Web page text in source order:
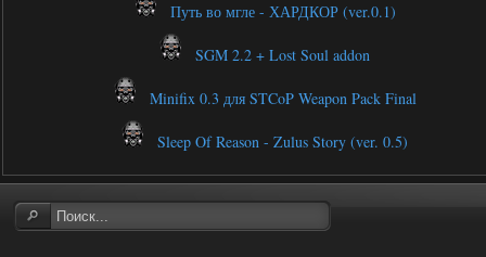
Путь во мгле - ХАРДКОР (ver.0.1)
SGM 2.2 + Lost Soul addon
Minifix 0.3 для STCoP Weapon Pack Final
Sleep Of Reason - Zulus Story (ver. 0.5)